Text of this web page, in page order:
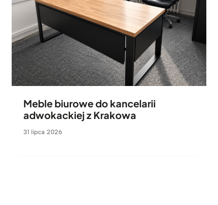
Meble biurowe do kancelarii
adwokackiej z Krakowa
31 lipca 2026